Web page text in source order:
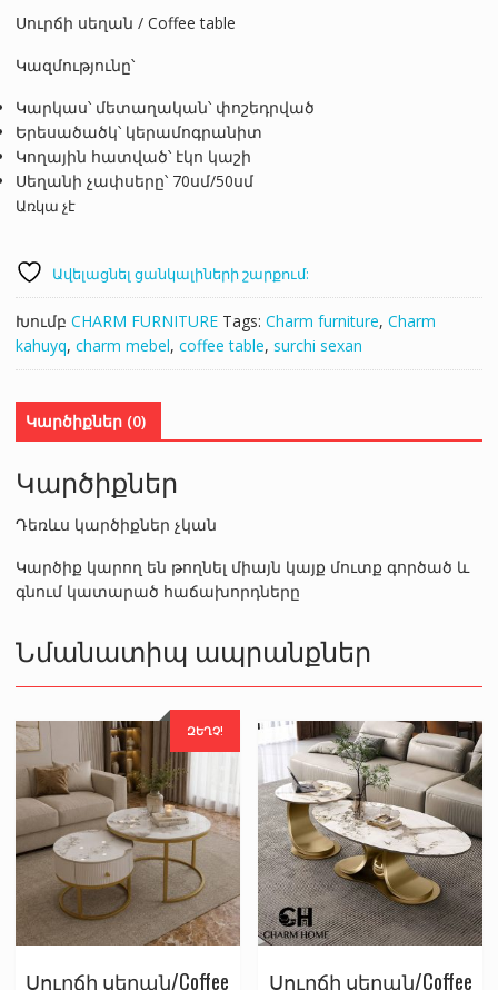
was:
is:
Սուրճի սեղան / Coffee table
Կազմությունը՝
Կարկաս՝ մետաղական՝ փոշեդրված
Երեսածածկ՝ կերամոգրանիտ
Կողային հատված՝ էկո կաշի
Սեղանի չափսերը՝ 70սմ/50սմ
Առկա չէ
Ավելացնել ցանկալիների շարքում:
Խումբ CHARM FURNITURE Tags: Charm furniture, Charm
kahuyq, charm mebel, coffee table, surchi sexan
Կարծիքներ (0)
Կարծիքներ
Դեռևս կարծիքներ չկան
Կարծիք կարող են թողնել միայն կայք մուտք գործած և
գնում կատարած հաճախորդները
Նմանատիպ ապրանքներ
ԶԵՂՉ!
Սուրճի սեղան/Coffee Սուրճի սեղան/Coffee